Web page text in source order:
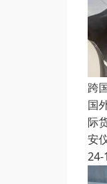
跨
国
际
安
24-